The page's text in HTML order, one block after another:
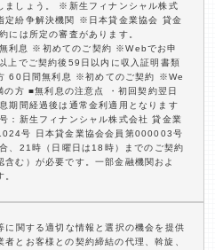
ましょう。 ※新生フィナンシャル株式
定紛争解決機関 ※日本貸金業協会 貸金
は所定の審査があります。
利息 ※初めてのご契約 ※Webでお申
上でご契約後59日以内に収入証明書類
60日間無利息 ※初めてのご契約 ※We
方 ■無利息の注意点 ・初回契約翌日
期間経過後は通常金利適用となります
：新生フィナンシャル株式会社 貸金業
号 日本貸金業協会会員第000003号
、21時（日曜日は18時）までのご契約
む）が必要です。一部金融機関およ
関する適切な情報と選択の機会を提供
とお客様との契約締結の代理、斡旋、